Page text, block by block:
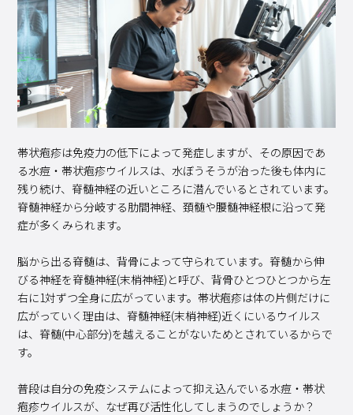
帯状疱疹は免疫力の低下によって発症しますが、その原因であ
る水痘・帯状疱疹ウイルスは、水ぼうそうが治った後も体内に
残り続け、脊髄神経の近いところに潜んでいるとされています。
脊髄神経から分岐する肋間神経、頚髄や腰髄神経根に沿って発
症が多くみられます。
脳から出る脊髄は、背骨によって守られています。脊髄から伸
びる神経を脊髄神経(末梢神経)と呼び、背骨ひとつひとつから左
右に1対ずつ全身に広がっています。帯状疱疹は体の片側だけに
広がっていく理由は、脊髄神経(末梢神経)近くにいるウイルス
は、脊髄(中心部分)を越えることがないためとされているからで
す。
普段は自分の免疫システムによって抑え込んでいる水痘・帯状
疱疹ウイルスが、なぜ再び活性化してしまうのでしょうか？